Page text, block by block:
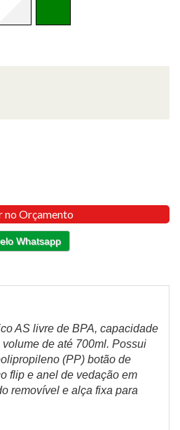
no Orçamento
Whatsapp
AS livre de BPA, capacidade
de até 700ml. Possui
(PP) botão de
flip e anel de vedação em
removível e alça fixa para